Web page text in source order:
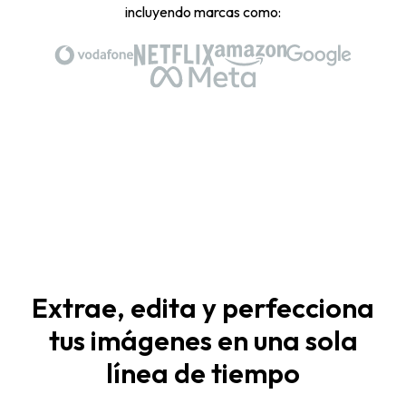
incluyendo marcas como:
Extrae, edita y perfecciona
tus imágenes en una sola
línea de tiempo